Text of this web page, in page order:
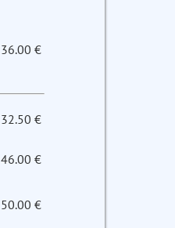
36.00 €
32.50 €
46.00 €
50.00 €